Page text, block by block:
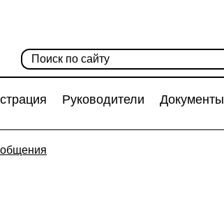
Руководители
Документы